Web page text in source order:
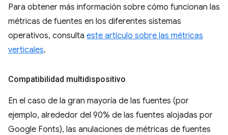
Para obtener más información sobre cómo funcionan las
métricas de fuentes en los diferentes sistemas
operativos, consulta este artículo sobre las métricas
verticales.
Compatibilidad multidispositivo
En el caso de la gran mayoría de las fuentes (por
ejemplo, alrededor del 90% de las fuentes alojadas por
Google Fonts), las anulaciones de métricas de fuentes